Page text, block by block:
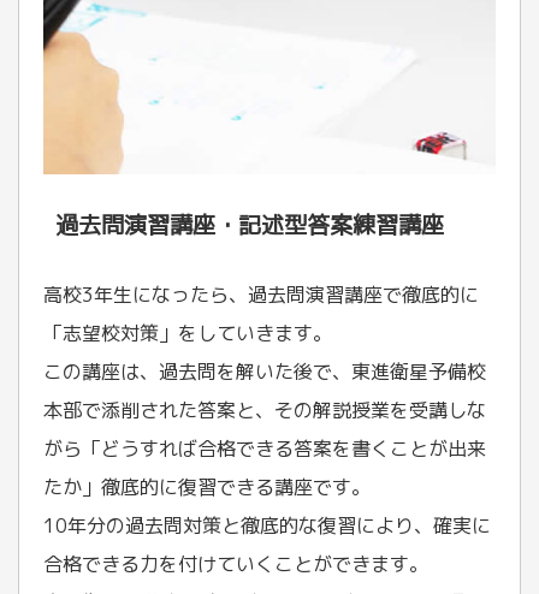
過去問演習講座・記述型答案練習講座
高校3年生になったら、過去問演習講座で徹底的に
「志望校対策」をしていきます。
この講座は、過去問を解いた後で、東進衛星予備校
本部で添削された答案と、その解説授業を受講しな
がら「どうすれば合格できる答案を書くことが出来
たか」徹底的に復習できる講座です。
10年分の過去問対策と徹底的な復習により、確実に
合格できる力を付けていくことができます。